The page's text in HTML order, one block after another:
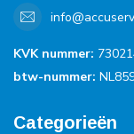
KVK nummer:
btw-nummer:
Categorieën